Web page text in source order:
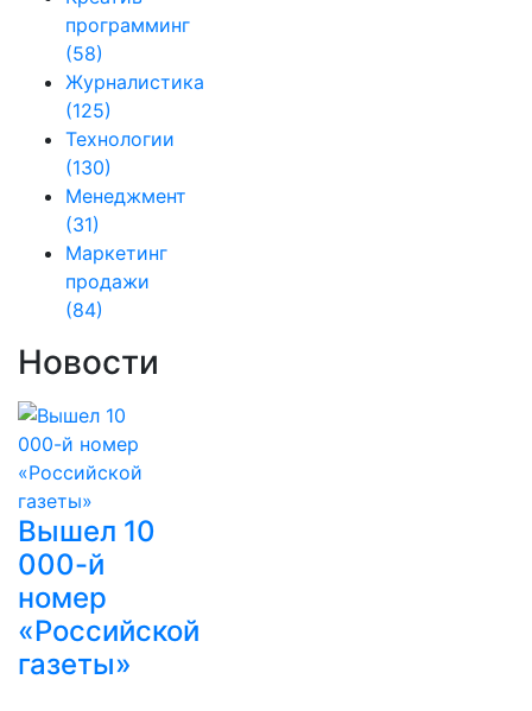
программинг
(58)
Журналистика
(125)
Технологии
(130)
Менеджмент
(31)
Маркетинг
продажи
(84)
Новости
Вышел 10
000-й
номер
«Российской
газеты»